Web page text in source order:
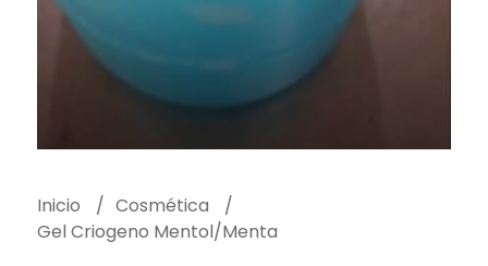
Inicio
Cosmética
Gel Criogeno Mentol/Menta